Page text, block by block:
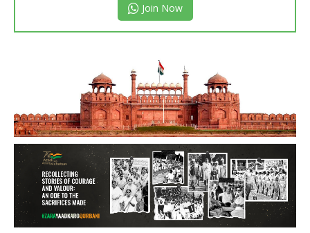
Join Now